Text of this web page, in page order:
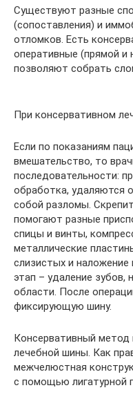
Существуют разные
(сопоставления) и
отломков. Есть
оперативные (прямой и
позволяют собрать
При консервативном
Если по показаниям
вмешательство, то
последовательности:
обработка, удаляются
собой разломы.
помогают разные
спицы и винты,
металлические
слизистых и
этап – удаление зубов,
области. После
фиксирующую шину.
Консервативный метод
лечебной шины. Как
межчелюстная
с помощью лигатурной